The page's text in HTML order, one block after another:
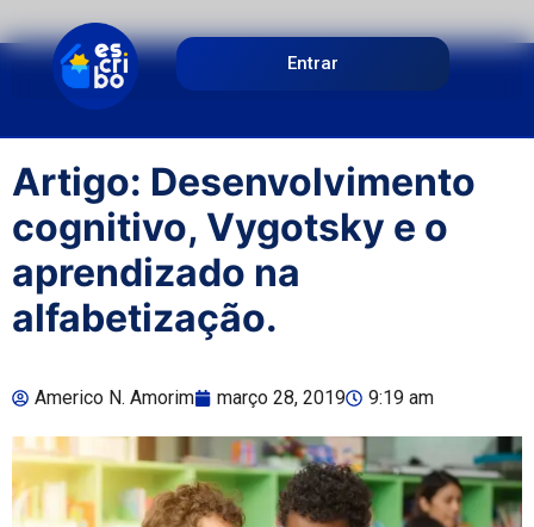
Entrar
Artigo: Desenvolvimento
cognitivo, Vygotsky e o
aprendizado na
alfabetização.
Americo N. Amorim março 28, 2019 9:19 am